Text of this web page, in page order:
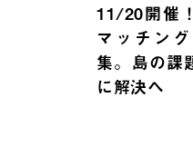
11/20開催
マッチン
集。島の課
に解決へ